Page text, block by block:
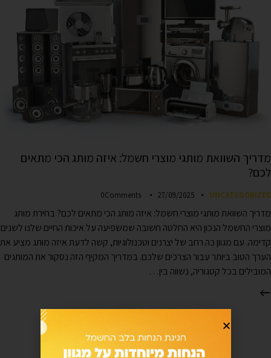
מדריך השוואת מותגי מוצרי חשמל: איזה מותג הכי מתאים
לכם?
UNCATEGORIZED
27/09/2025
0Comments
מדריך השוואת מותגי מוצרי חשמל: איזה מותג הכי מתאים לכם? בחירת מותג
מוצרי החשמל הנכון היא החלטה חשובה שמשפיעה על איכות החיים שלנו לשנים
קדימה. עם מגוון כה רחב של יצרנים וטכנולוגיות, קשה לדעת איזה מותג מציע את
הערך הטוב ביותר עבור הצרכים שלכם. במדריך המקיף הזה נסקור את המותגים
המובילים בכל קטגוריה, נשווה בין…